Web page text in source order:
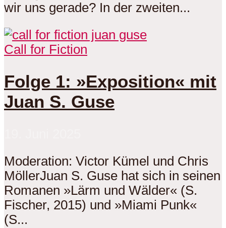
wir uns gerade? In der zweiten...
Call for Fiction
Folge 1: »Exposition« mit
Juan S. Guse
Moderation: Victor Kümel und Chris
MöllerJuan S. Guse hat sich in seinen
Romanen »Lärm und Wälder« (S.
Fischer, 2015) und »Miami Punk«
(S...